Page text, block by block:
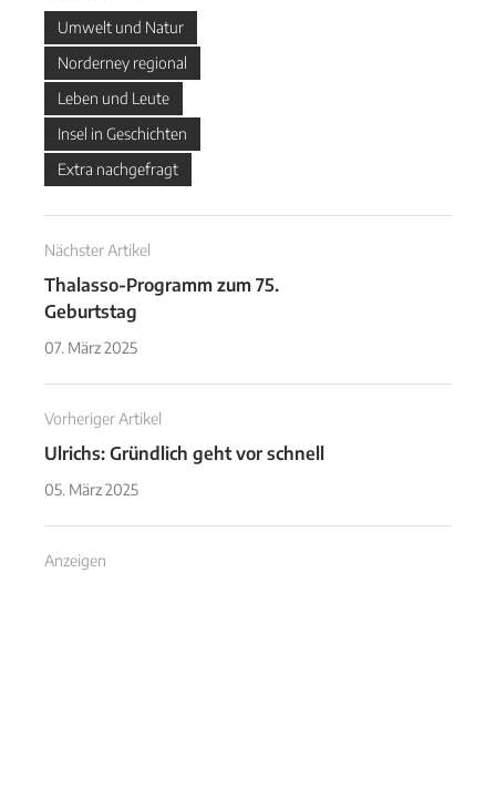
Umwelt und Natur
Norderney regional
Leben und Leute
Insel in Geschichten
Extra nachgefragt
Nächster Artikel
Thalasso-Programm zum 75.
Geburtstag
07. März 2025
Vorheriger Artikel
Ulrichs: Gründlich geht vor schnell
05. März 2025
Anzeigen